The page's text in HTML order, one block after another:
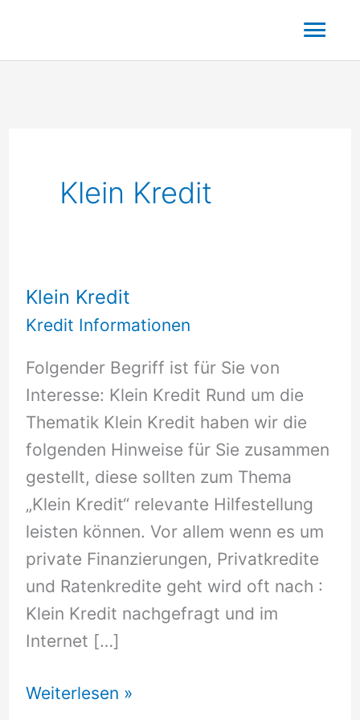
springen
Klein Kredit
Klein Kredit
Kredit Informationen
Folgender Begriff ist für Sie von
Interesse: Klein Kredit Rund um die
Thematik Klein Kredit haben wir die
folgenden Hinweise für Sie zusammen
gestellt, diese sollten zum Thema
„Klein Kredit“ relevante Hilfestellung
leisten können. Vor allem wenn es um
private Finanzierungen, Privatkredite
und Ratenkredite geht wird oft nach :
Klein Kredit nachgefragt und im
Internet […]
Klein
Weiterlesen »